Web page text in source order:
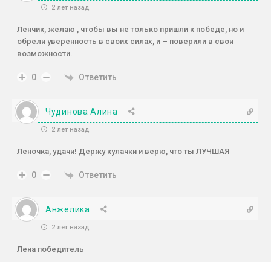
2 лет назад
Ленчик, желаю , чтобы вы не только пришли к победе, но и
обрели уверенность в своих силах, и – поверили в свои
возможности.
0 Ответить
Чудинова Алина
2 лет назад
Леночка, удачи! Держу кулачки и верю, что ты ЛУЧШАЯ
0 Ответить
Анжелика
2 лет назад
Лена победитель